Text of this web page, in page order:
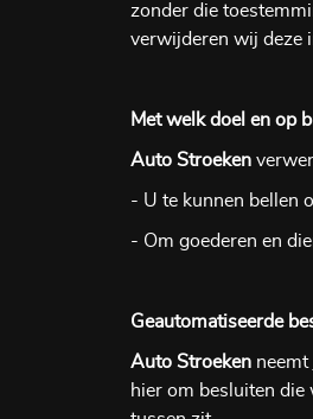
zonder die
verwijderen wij deze
Met welk doel en op
Auto Stroeken
- U te kunnen bellen
- Om goederen en
Geautomatiseerde
Auto Stroekenneemt
hier om besluiten